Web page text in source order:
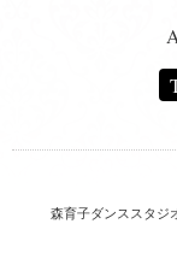
森育子ダンススタジ